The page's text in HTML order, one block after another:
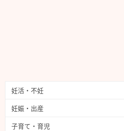
妊活・不妊
妊娠・出産
子育て・育児